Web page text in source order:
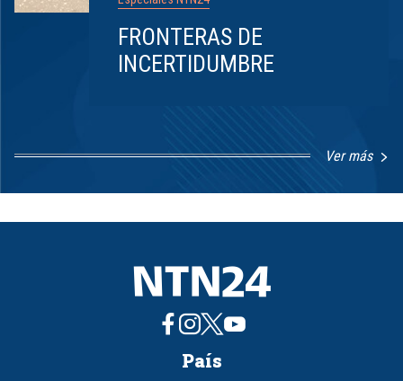
FRONTERAS DE
INCERTIDUMBRE
Ver más
8
País